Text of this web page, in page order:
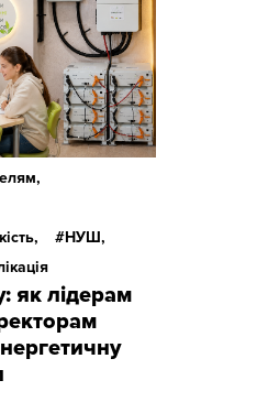
НУШ,
як лідерам